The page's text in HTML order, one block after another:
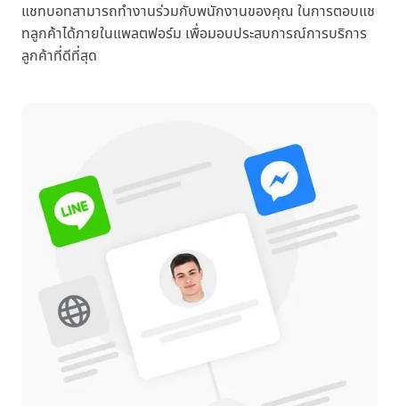
แชทบอทสามารถทำงานร่วมกับพนักงานของคุณ ในการตอบแช
ทลูกค้าได้ภายในแพลตฟอร์ม เพื่อมอบประสบการณ์การบริการ
ลูกค้าที่ดีที่สุด